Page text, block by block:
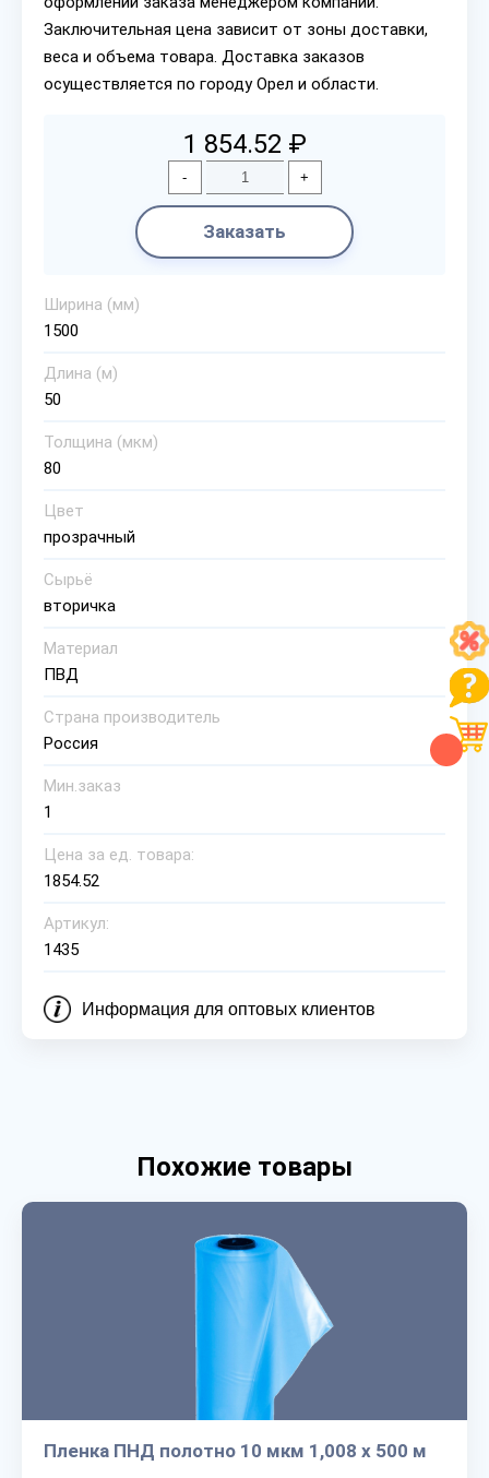
Заключительная цена зависит от зоны доставки,
веса и объема товара. Доставка заказов
осуществляется по городу Орел и области.
1 854.52 ₽
- +
Заказать
Ширина (мм)
1500
Длина (м)
50
Толщина (мкм)
80
Цвет
прозрачный
Сырьё
вторичка
Материал
ПВД
Страна производитель
Россия
Мин.заказ
1
Цена за ед. товара:
1854.52
Артикул:
1435
Информация для оптовых клиентов
Похожие товары
Пленка ПНД полотно 10 мкм 1,008 х 500 м